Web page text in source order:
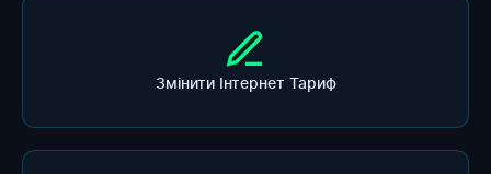
Змінити Інтернет Тариф